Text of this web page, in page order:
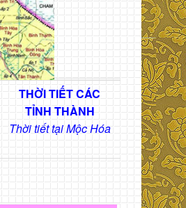
THỜI TIẾT CÁC
TỈNH THÀNH
Thời tiết tại Mộc Hóa